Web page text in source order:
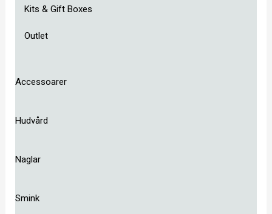
Kits & Gift Boxes
Outlet
Accessoarer
Hudvård
Naglar
Smink